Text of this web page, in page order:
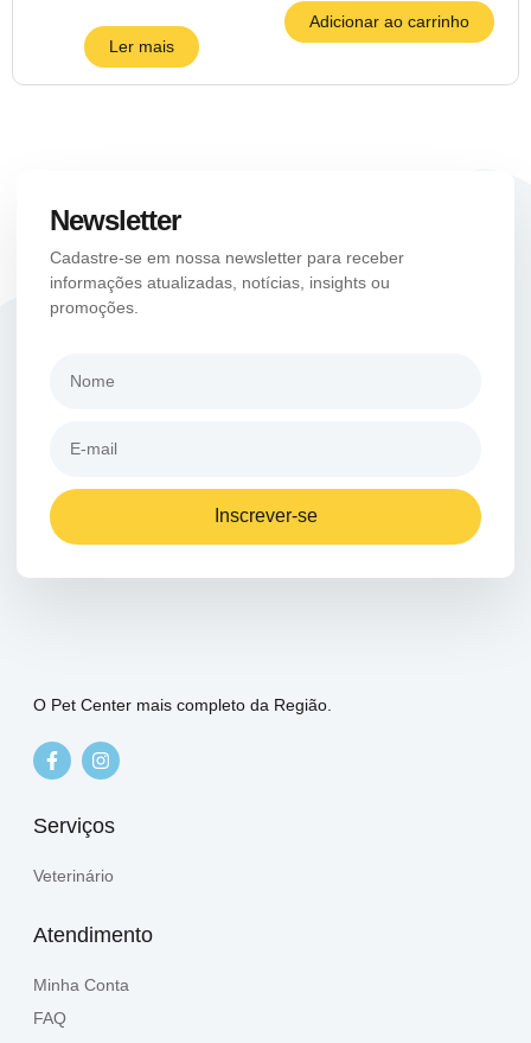
Ler mais
Adicionar ao carrinho
Newsletter
Cadastre-se em nossa newsletter para receber
informações atualizadas, notícias, insights ou
promoções.
Inscrever-se
O Pet Center mais completo da Região.
Serviços
Veterinário
Atendimento
Minha Conta
FAQ